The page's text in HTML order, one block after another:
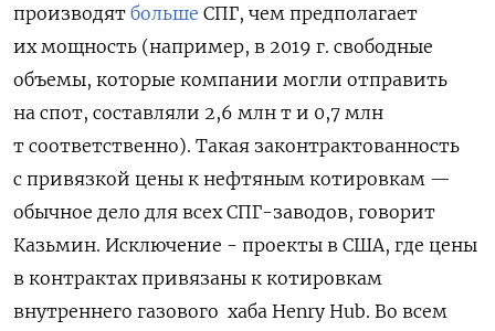
производят больше СПГ, чем предполагает
их мощность (например, в 2019 г. свободные
объемы, которые компании могли отправить
на спот, составляли 2,6 млн т и 0,7 млн
т соответственно). Такая законтрактованность
с привязкой цены к нефтяным котировкам —
обычное дело для всех СПГ-заводов, говорит
Казьмин. Исключение - проекты в США, где цены
в контрактах привязаны к котировкам
внутреннего газового хаба Henry Hub. Во всем